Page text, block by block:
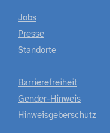
Jobs
Presse
Standorte
Barrierefreiheit
Gender-Hinweis
Hinweisgeberschutz